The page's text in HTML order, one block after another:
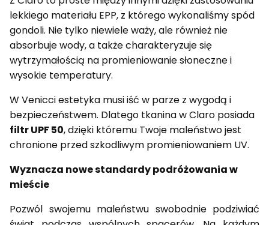
lekkiego materiału EPP, z którego wykonaliśmy spód
gondoli. Nie tylko niewiele waży, ale również nie
absorbuje wody, a także charakteryzuje się
wytrzymałością na promieniowanie słoneczne i
wysokie temperatury.
W Venicci estetyka musi iść w parze z wygodą i
bezpieczeństwem. Dlatego tkanina w Claro posiada
filtr UPF 50, dzięki któremu Twoje maleństwo jest
chronione przed szkodliwym promieniowaniem UV.
Wyznacza nowe standardy podróżowania w
mieście
Pozwól swojemu maleństwu swobodnie podziwiać